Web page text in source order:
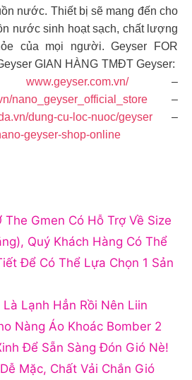
nước. Thiết bị sẽ mang đến cho
nước sinh hoạt sạch, chất lượng
của mọi người. Geyser FOR
GIAN HÀNG TMĐT Geyser:
www.geyser.com.vn/–
nano_geyser_official_store–
dung-cu-loc-nuoc/geyser –
geyser-shop-online
The Gmen Có Hỗ Trợ Về Size
Quý Khách Hàng Có Thể
Để Có Thể Lựa Chọn 1 Sản
Lạnh Hẳn Rồi Nên Liin
Nàng Áo Khoác Bomber 2
Để Sẵn Sàng Đón Gió Nè!
Mặc, Chất Vải Chắn Gió